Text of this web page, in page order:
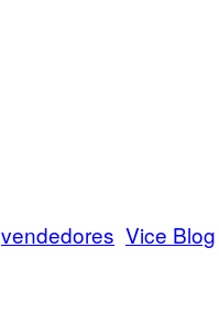
vendedores Vice Blog